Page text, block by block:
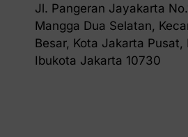
Jl. Pangeran Jayakarta
Mangga Dua Selatan,
Besar, Kota Jakarta Pusat,
Ibukota Jakarta 10730